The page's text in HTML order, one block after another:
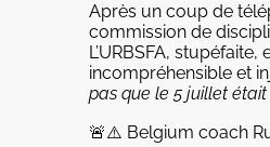
Après un coup de
commission de
L’URBSFA,
incompréhensible et
pas que le 5 juillet était
🚨⚠️ Belgium coach